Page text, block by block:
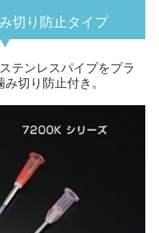
切り防止タイプ
テンレスパイプをプラ
切り防止付き。